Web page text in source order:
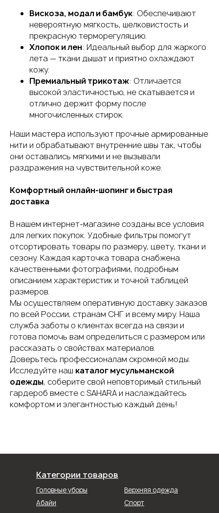
Вискоза, модал и бамбук: Обеспечивают
невероятную мягкость, шелковистость и
прекрасную терморегуляцию.
Хлопок и лен: Идеальный выбор для жаркого
лета — ткани дышат и приятно охлаждают
кожу.
Премиальный трикотаж: Отличается
высокой эластичностью, не скатывается и
отлично держит форму после
многочисленных стирок.
Наши мастера используют прочные армированные
нити и обрабатывают внутренние швы так, чтобы
они оставались мягкими и не вызывали
раздражения на чувствительной коже.
Комфортный онлайн-шопинг и быстрая
доставка
В нашем интернет-магазине созданы все условия
для легких покупок. Удобные фильтры помогут
отсортировать товары по размеру, цвету, ткани и
сезону. Каждая карточка товара снабжена
качественными фотографиями, подробным
описанием характеристик и точной таблицей
размеров.
Мы осуществляем оперативную доставку заказов
по всей России, странам СНГ и всему миру. Наша
служба заботы о клиентах всегда на связи и
готова помочь вам определиться с размером или
рассказать о свойствах материалов.
Доверьтесь профессионалам скромной моды.
Исследуйте наш каталог мусульманской
одежды, соберите свой неповторимый стильный
гардероб вместе с SAHARA и наслаждайтесь
комфортом и элегантностью каждый день!
Категории товаров
Головные уборы
Абайи
Спорт
Верхняя одежда